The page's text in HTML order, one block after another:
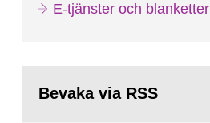
E-tjänster och blanketter
Bevaka via RSS